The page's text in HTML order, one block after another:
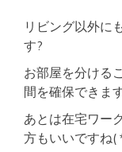
リビング以外に
す?
お部屋を分ける
間を確保できま
あとは在宅ワー
方もいいですね(